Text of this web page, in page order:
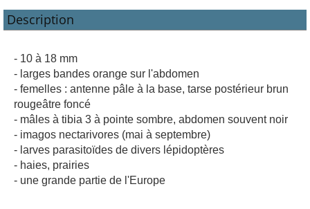
Description
- 10 à 18 mm
- larges bandes orange sur l'abdomen
- femelles : antenne pâle à la base, tarse postérieur brun
rougeâtre foncé
- mâles à tibia 3 à pointe sombre, abdomen souvent noir
- imagos nectarivores (mai à septembre)
- larves parasitoïdes de divers lépidoptères
- haies, prairies
- une grande partie de l'Europe